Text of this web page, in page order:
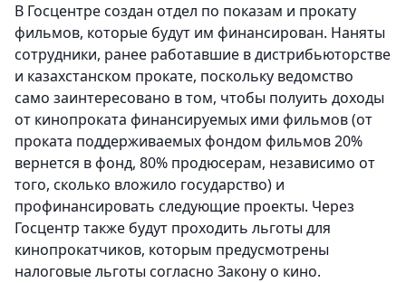
В Госцентре создан отдел по показам и прокату
фильмов, которые будут им финансирован. Наняты
сотрудники, ранее работавшие в дистрибьюторстве
и казахстанском прокате, поскольку ведомство
само заинтересовано в том, чтобы полуить доходы
от кинопроката финансируемых ими фильмов (от
проката поддерживаемых фондом фильмов 20%
вернется в фонд, 80% продюсерам, независимо от
того, сколько вложило государство) и
профинансировать следующие проекты. Через
Госцентр также будут проходить льготы для
кинопрокатчиков, которым предусмотрены
налоговые льготы согласно Закону о кино.